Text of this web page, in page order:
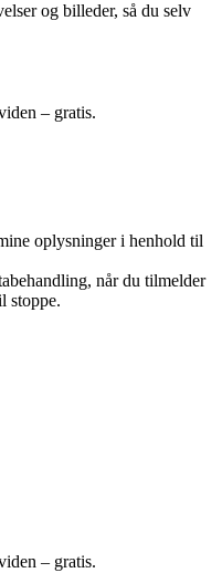
og billeder, så du selv
– gratis.
oplysninger i henhold til
når du tilmelder
stoppe.
– gratis.